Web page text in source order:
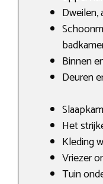
Binnen
Deuren
Het
Kleding
Vriezer
Tuin